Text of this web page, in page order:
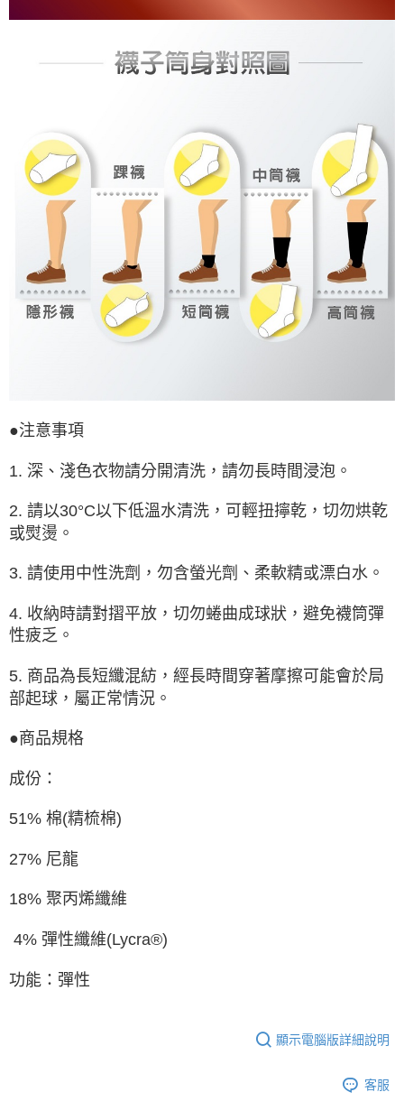
●注意事項
1. 深、淺色衣物請分開清洗，請勿長時間浸泡。
2. 請以30°C以下低溫水清洗，可輕扭擰乾，切勿烘乾
或熨燙。
3. 請使用中性洗劑，勿含螢光劑、柔軟精或漂白水。
4. 收納時請對摺平放，切勿蜷曲成球狀，避免襪筒彈
性疲乏。
5. 商品為長短纖混紡，經長時間穿著摩擦可能會於局
部起球，屬正常情況。
●商品規格
成份：
51% 棉(精梳棉)
27% 尼龍
18% 聚丙烯纖維
4% 彈性纖維(Lycra®)
功能：彈性
顯示電腦版詳細說明
客服